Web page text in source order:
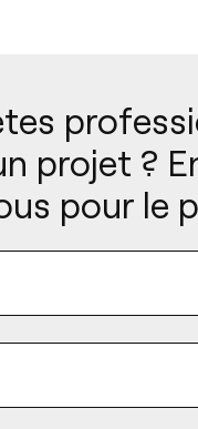
projet ?
pour le